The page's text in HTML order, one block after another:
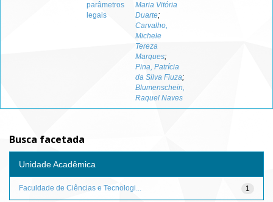
parâmetros
legais
Maria Vitória
Duarte;
Carvalho,
Michele
Tereza
Marques;
Pina, Patrícia
da Silva Fiuza;
Blumenschein,
Raquel Naves
Busca facetada
Unidade Acadêmica
1
Faculdade de Ciências e Tecnologi...